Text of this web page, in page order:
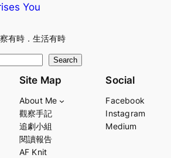
You
有時．生活有時
Search
Site Map
About Me
觀察手記
追劇小組
閱讀報告
AF Knit
Social
Facebook
Instagram
Medium